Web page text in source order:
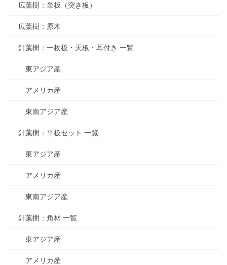
広葉樹：単板（突き板）
広葉樹：原木
針葉樹：一枚板・天板・耳付き 一覧
東アジア産
アメリカ産
東南アジア産
針葉樹：平板セット 一覧
東アジア産
アメリカ産
東南アジア産
針葉樹：角材 一覧
東アジア産
アメリカ産